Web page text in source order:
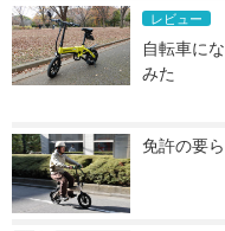
レビュー
自転車に
みた
免許の要